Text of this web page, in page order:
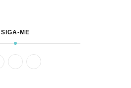
SIGA-ME